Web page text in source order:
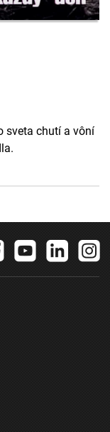
sveta chutí a vôní